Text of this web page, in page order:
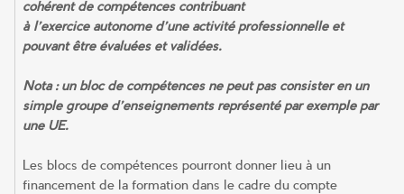
cohérent de compétences contribuant
à l’exercice autonome d’une activité professionnelle et
pouvant être évaluées et validées.
Nota : un bloc de compétences ne peut pas consister en un
simple groupe d’enseignements représenté par exemple par
une UE.
Les blocs de compétences pourront donner lieu à un
financement de la formation dans le cadre du compte